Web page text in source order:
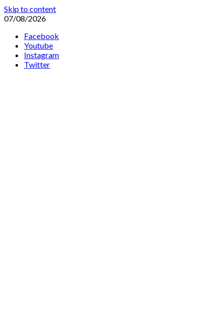
Skip to content
07/08/2026
Facebook
Youtube
Instagram
Twitter